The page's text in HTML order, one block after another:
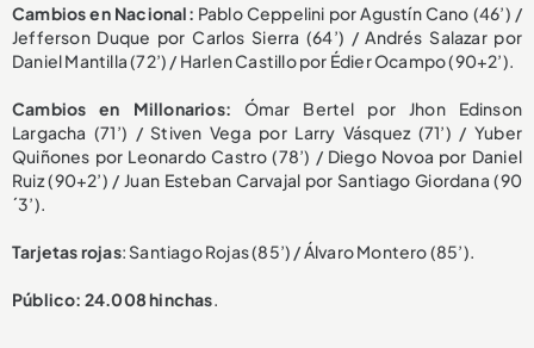
Cambios en Nacional: Pablo Ceppelini por Agustín Cano (46’) /
Jefferson Duque por Carlos Sierra (64’) / Andrés Salazar por
Daniel Mantilla (72’) / Harlen Castillo por Édier Ocampo (90+2’).
Cambios en Millonarios: Ómar Bertel por Jhon Edinson
Largacha (71’) / Stiven Vega por Larry Vásquez (71’) / Yuber
Quiñones por Leonardo Castro (78’) / Diego Novoa por Daniel
Ruiz (90+2’) / Juan Esteban Carvajal por Santiago Giordana (90
´3’).
Tarjetas rojas: Santiago Rojas (85’) / Álvaro Montero (85’).
Público: 24.008 hinchas.